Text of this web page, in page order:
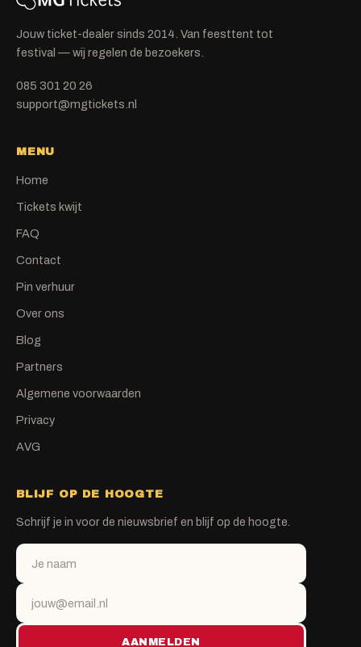
Jouw ticket-dealer sinds 2014. Van feesttent tot
festival — wij regelen de bezoekers.
085 301 20 26
support@mgtickets.nl
MENU
Home
Tickets kwijt
FAQ
Contact
Pin verhuur
Over ons
Blog
Partners
Algemene voorwaarden
Privacy
AVG
BLIJF OP DE HOOGTE
Schrijf je in voor de nieuwsbrief en blijf op de hoogte.
AANMELDEN